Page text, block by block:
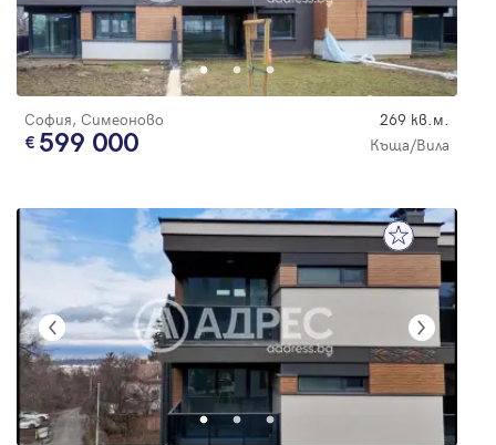
София, Симеоново 269 кв.м.
599 000 Къща/Вила